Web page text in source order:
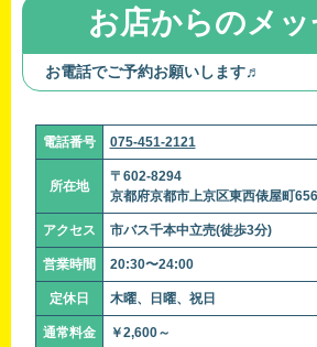
お店からのメ
お電話でご予約お願いします♬
電話番号 075-451-2121
所在地
〒602-8294
京都府京都市上京区東西俵屋町
アクセス 市バス千本中立売(徒歩3分)
営業時間 20:30〜24:00
定休日 木曜、日曜、祝日
通常料金 ￥2,600～